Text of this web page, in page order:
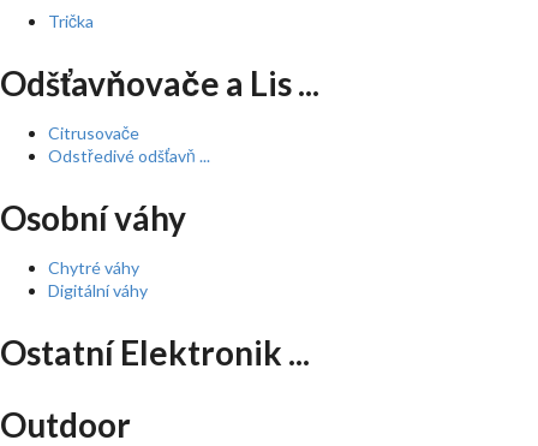
Trička
Odšťavňovače a Lis ...
Citrusovače
Odstředivé odšťavň ...
Osobní váhy
Chytré váhy
Digitální váhy
Ostatní Elektronik ...
Outdoor